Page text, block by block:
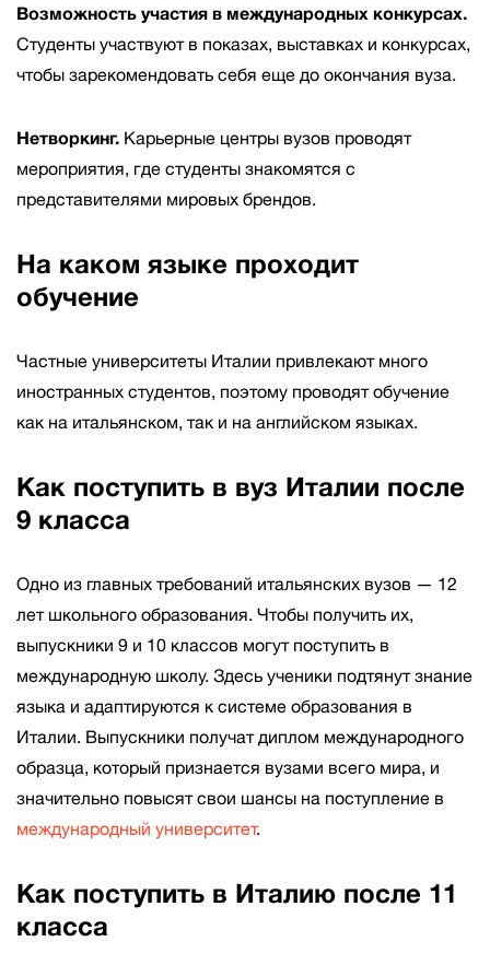
Возможность участия в международных конкурсах.
Студенты участвуют в показах, выставках и конкурсах,
чтобы зарекомендовать себя еще до окончания вуза.
Нетворкинг. Карьерные центры вузов проводят
мероприятия, где студенты знакомятся с
представителями мировых брендов.
На каком языке проходит
обучение
Частные университеты Италии привлекают много
иностранных студентов, поэтому проводят обучение
как на итальянском, так и на английском языках.
Как поступить в вуз Италии после
9 класса
Одно из главных требований итальянских вузов — 12
лет школьного образования. Чтобы получить их,
выпускники 9 и 10 классов могут поступить в
международную школу. Здесь ученики подтянут знание
языка и адаптируются к системе образования в
Италии. Выпускники получат диплом международного
образца, который признается вузами всего мира, и
значительно повысят свои шансы на поступление в
международный университет.
Как поступить в Италию после 11
класса